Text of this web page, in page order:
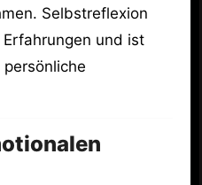
Selbstreflexion
und ist